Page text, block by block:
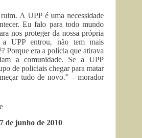
A UPP é uma necessidade
Eu falo para todo mundo
nos proteger da nossa própria
UPP entrou, não tem mais
Porque era a polícia que atirava
a comunidade. Se a UPP
de policiais chegar para matar
tudo de novo.” – morador
de junho de 2010